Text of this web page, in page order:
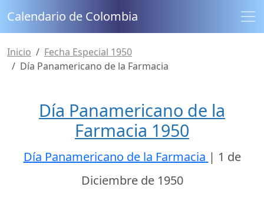
Calendario de Colombia
Inicio
Fecha Especial 1950
Día Panamericano de la Farmacia
Día Panamericano de la
Farmacia 1950
Día Panamericano de la Farmacia | 1 de
Diciembre de 1950